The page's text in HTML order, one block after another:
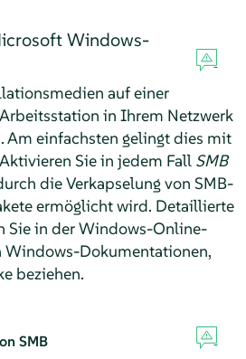
Windows-
auf einer
in Ihrem Netzwerk
Am einfachsten gelingt dies mit
Sie in jedem Fall SMB
die Verkapselung von SMB-
ermöglicht wird. Detaillierte
Sie in der Windows-Online-
Windows-Dokumentationen,
beziehen.
SMB